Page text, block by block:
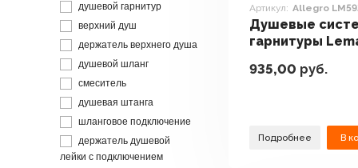
душевой гарнитур
верхний душ
держатель верхнего душа
душевой шланг
смеситель
душевая штанга
шланговое подключение
держатель душевой
лейки с подключением
Артикул: Allegro
Душевые
гарнитуры
935,00 руб.
Подробнее В